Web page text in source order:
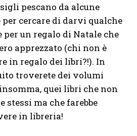
pescano da alcune
cercare di darvi qualche
un regalo di Natale che
apprezzato (chi non è
in regalo dei libri?!). In
troverete dei volumi
quei libri che non
stessi ma che farebbe
in libreria!